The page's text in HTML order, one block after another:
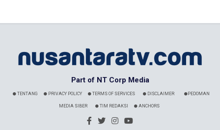
Part of NT Corp Media
TENTANG PRIVACY POLICY TERMS OF SERVICES DISCLAIMER PEDOMAN
MEDIA SIBER TIM REDAKSI ANCHORS